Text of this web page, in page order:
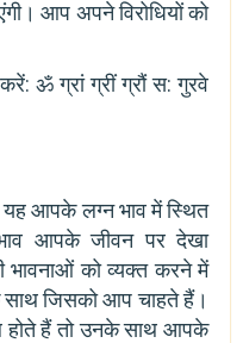
आप अपने विरोधियों को
ॐ ग्रां ग्रीं ग्रौं स: गुरवे
आपके लग्न भाव में स्थित
आपके जीवन पर देखा
भावनाओं को व्यक्त करने में
जिसको आप चाहते हैं।
हैं तो उनके साथ आपके